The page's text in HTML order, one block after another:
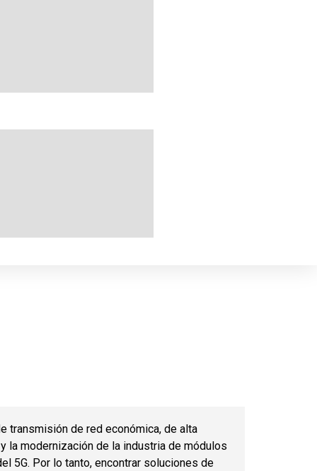
transmisión de red económica, de alta
la modernización de la industria de módulos
5G. Por lo tanto, encontrar soluciones de